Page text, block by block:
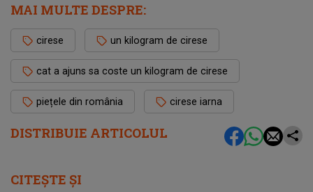
DISTRIBUIE ARTICOLUL
MAI MULTE DESPRE:
cirese un kilogram de cirese
cat a ajuns sa coste un kilogram de cirese
piețele din românia cirese iarna
CITEȘTE ȘI